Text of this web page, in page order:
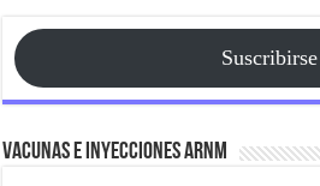
Suscribirse
Vacunas e Inyecciones ARNm